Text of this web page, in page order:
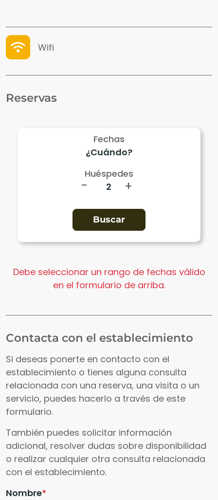
Wifi
Reservas
Fechas
Huéspedes
- +
Debe seleccionar un rango de fechas válido
en el formulario de arriba.
Contacta con el establecimiento
Si deseas ponerte en contacto con el
establecimiento o tienes alguna consulta
relacionada con una reserva, una visita o un
servicio, puedes hacerlo a través de este
formulario.
También puedes solicitar información
adicional, resolver dudas sobre disponibilidad
o realizar cualquier otra consulta relacionada
con el establecimiento.
Nombre